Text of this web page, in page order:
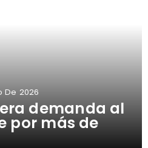
demanda al
por más de
De 2026